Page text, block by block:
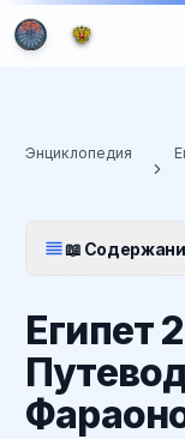
Энциклопедия
📖
Египет